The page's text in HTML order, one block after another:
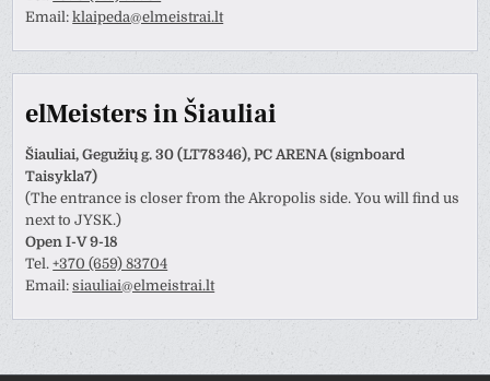
Email:klaipeda@elmeistrai.lt
elMeisters in Šiauliai
Šiauliai, Gegužių g. 30 (LT78346), PC ARENA (signboard
Taisykla7)
(The entrance is closer from the Akropolis side. You will find us
next to JYSK.)
Open I-V 9-18
Tel.+370 (659) 83704
Email:siauliai@elmeistrai.lt